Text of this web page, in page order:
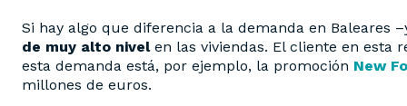
Si hay algo que diferencia a la demanda en
de muy alto nivelen las viviendas. El cliente en esta
esta demanda está, por ejemplo, la promoción New
millones de euros.